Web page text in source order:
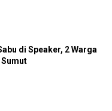
di Speaker, 2 Warga